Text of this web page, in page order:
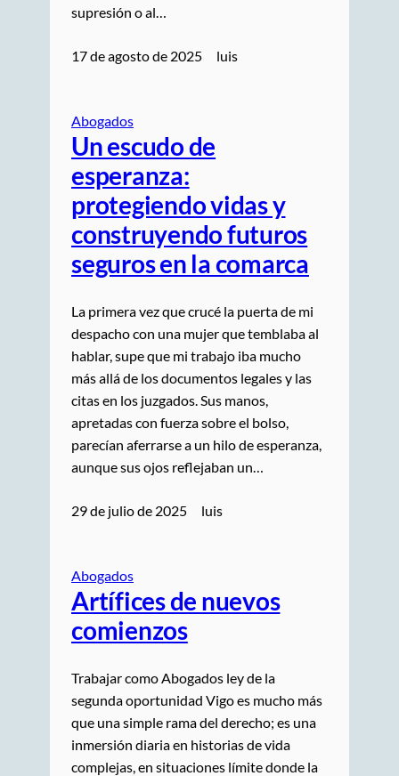
supresión o al…
17 de agosto de 2025 luis
Abogados
Un escudo de
esperanza:
protegiendo vidas y
construyendo futuros
seguros en la comarca
La primera vez que crucé la puerta de mi
despacho con una mujer que temblaba al
hablar, supe que mi trabajo iba mucho
más allá de los documentos legales y las
citas en los juzgados. Sus manos,
apretadas con fuerza sobre el bolso,
parecían aferrarse a un hilo de esperanza,
aunque sus ojos reflejaban un…
29 de julio de 2025 luis
Abogados
Artífices de nuevos
comienzos
Trabajar como Abogados ley de la
segunda oportunidad Vigo es mucho más
que una simple rama del derecho; es una
inmersión diaria en historias de vida
complejas, en situaciones límite donde la